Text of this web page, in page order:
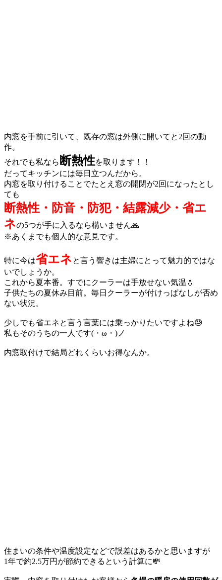
内窓を手前に引いて、既存の窓は外側に開いてと2回の動
作。
それでも私なら 断熱性を取ります！！
だってキッチンには毎日立つんだから。
内窓を取り付けることでたとえ窓の開閉が2回になったとし
ても
断熱性・防音・防犯・結露減少・省エ
ネの5つが手に入るなら構いません🙏
※あくまでも個人的な意見です。
特に今は省エネ と言う響きは主婦にとって魅力的ではな
いでしょうか。
これから夏本番。すでにクーラーは手放せない気温💧
子供たちの夏休み目前。毎日クーラーが付けっぱなしが否め
ない状況。
少しでも省エネと言う言葉には乗っかりたいですよね😓
私もそのうちの一人です(・ω・)ノ
内窓取付けで結局どれくらいお得なんか。
住まいの条件や温度設定などで誤差はあるかと思いますが
1年で約2.5万円が節約できるという計算に💸